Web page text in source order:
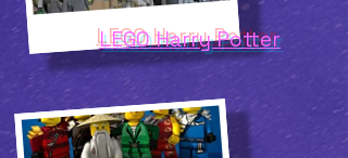
LEGO Harry Potter